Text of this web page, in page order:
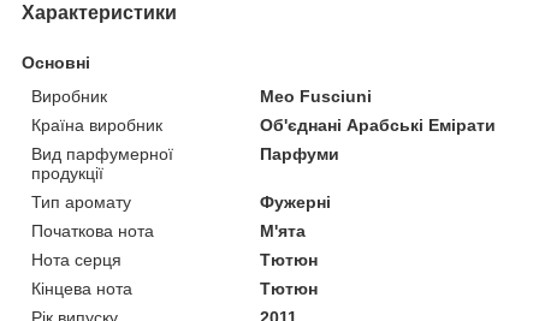
Характеристики
Основні
Виробник
Meo Fusciuni
Країна виробник
Об'єднані Арабські Емірати
Вид парфумерної
продукції
Парфуми
Тип аромату
Фужерні
Початкова нота
М'ята
Нота серця
Тютюн
Кінцева нота
Тютюн
Рік випуску
2011